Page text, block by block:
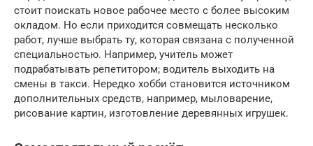
стоит поискать новое рабочее место с более высоким
окладом. Но если приходится совмещать несколько
работ, лучше выбрать ту, которая связана с полученной
специальностью. Например, учитель может
подрабатывать репетитором; водитель выходить на
смены в такси. Нередко хобби становится источником
дополнительных средств, например, мыловарение,
рисование картин, изготовление деревянных игрушек.